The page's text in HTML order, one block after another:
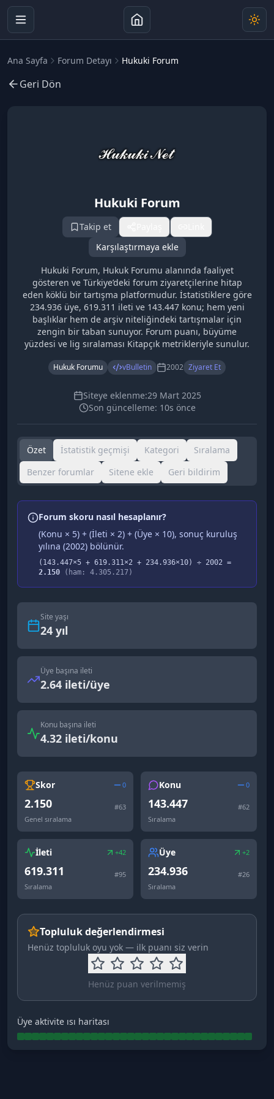
Ana Sayfa Forum Detayı Hukuki Forum
Geri Dön
Hukuki Forum
Takip et
Karşılaştırmaya ekle
Hukuki Forum, Hukuk Forumu alanında faaliyet
gösteren ve Türkiye’deki forum ziyaretçilerine hitap
eden köklü bir tartışma platformudur. İstatistiklere göre
234.936 üye, 619.311 ileti ve 143.447 konu; hem yeni
başlıklar hem de arşiv niteliğindeki tartışmalar için
zengin bir taban sunuyor. Forum puanı, büyüme
yüzdesi ve lig sıralaması Kitapçık metrikleriyle sunulur.
Hukuk Forumu vBulletin 2002 Ziyaret Et
Siteye eklenme:29 Mart 2025
Son güncelleme: 10s önce
Özet İstatistik geçmişi Kategori
Sıralama
Benzer forumlar
Sitene ekle Geri bildirim
Forum skoru nasıl hesaplanır?
(Konu × 5) + (İleti × 2) + (Üye × 10), sonuç kuruluş
yılına (2002) bölünür.
( 143.447×5 + 619.311×2 + 234.936×10) ÷ 2002 =
2.150 (ham: 4.305.217)
Site yaşı
24 yıl
Üye başına ileti
2.64 ileti/üye
Konu başına ileti
4.32 ileti/konu
Skor 0
2.150 #63
Genel sıralama
Konu 0
143.447 #62
Sıralama
İleti +42
619.311 #95
Sıralama
Üye +2
234.936 #26
Sıralama
Topluluk değerlendirmesi
Henüz topluluk oyu yok — ilk puanı siz verin
Henüz puan verilmemiş
Üye aktivite ısı haritası